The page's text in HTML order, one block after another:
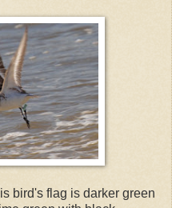
bird's flag is darker green